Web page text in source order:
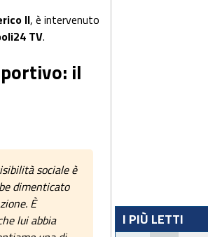
II, è intervenuto
TV.
il
sociale è
dimenticato
È
lui abbia
I PIÙ LETTI